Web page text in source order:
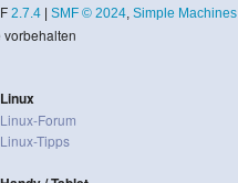
2.7.4| SMF © 2024, Simple Machines
Linux
Linux-Forum
Linux-Tipps